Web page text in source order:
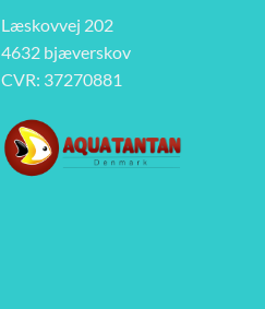
Læskovvej 202
4632 bjæverskov
CVR: 37270881